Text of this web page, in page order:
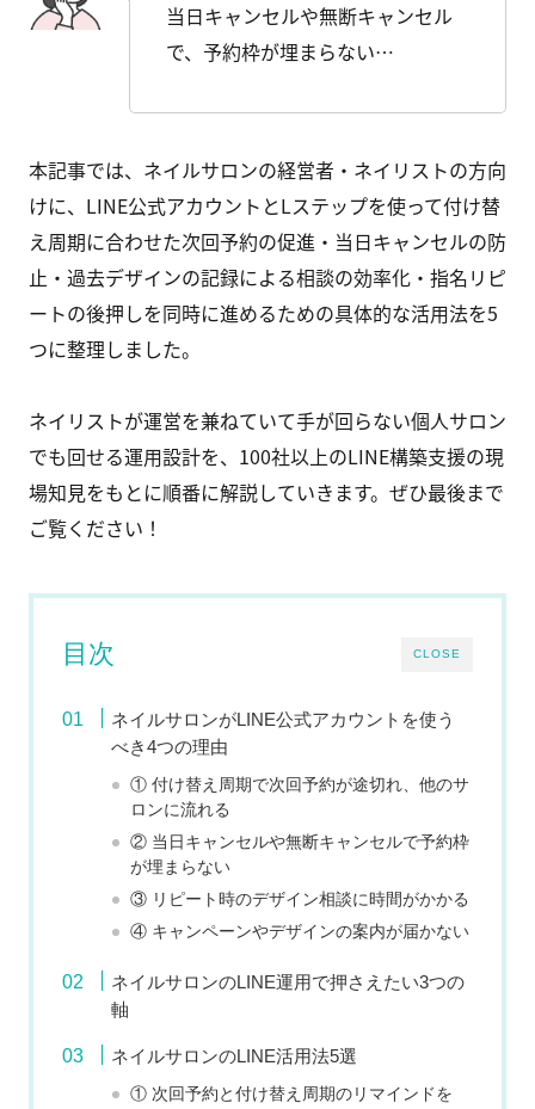
当日キャンセルや無断キャンセル
で、予約枠が埋まらない…
本記事では、ネイルサロンの経営者・ネイリストの方向
けに、LINE公式アカウントとLステップを使って付け替
え周期に合わせた次回予約の促進・当日キャンセルの防
止・過去デザインの記録による相談の効率化・指名リピ
ートの後押しを同時に進めるための具体的な活用法を5
つに整理しました。
ネイリストが運営を兼ねていて手が回らない個人サロン
でも回せる運用設計を、100社以上のLINE構築支援の現
場知見をもとに順番に解説していきます。ぜひ最後まで
ご覧ください！
CLOSE
目次
ネイルサロンがLINE公式アカウントを使う
べき4つの理由
① 付け替え周期で次回予約が途切れ、他のサ
ロンに流れる
② 当日キャンセルや無断キャンセルで予約枠
が埋まらない
③ リピート時のデザイン相談に時間がかかる
④ キャンペーンやデザインの案内が届かない
ネイルサロンのLINE運用で押さえたい3つの
軸
ネイルサロンのLINE活用法5選
① 次回予約と付け替え周期のリマインドを